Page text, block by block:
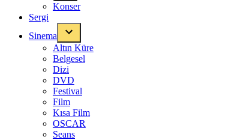
Konser
Sergi
Sinema
Altın Küre
Belgesel
Dizi
DVD
Festival
Film
Kısa Film
OSCAR
Seans